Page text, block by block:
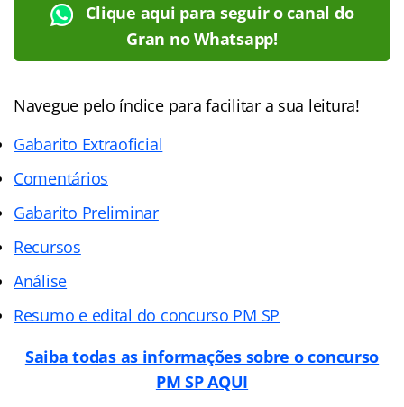
Clique aqui para seguir o canal do
Gran no Whatsapp!
Navegue pelo índice para facilitar a sua leitura!
Gabarito Extraoficial
Comentários
Gabarito Preliminar
Recursos
Análise
Resumo e edital do concurso PM SP
Saiba todas as informações sobre o concurso
PM SP AQUI